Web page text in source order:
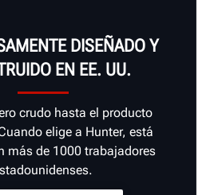
DISEÑADO Y
EN EE. UU.
crudo hasta el producto
elige a Hunter, está
más de 1000 trabajadores